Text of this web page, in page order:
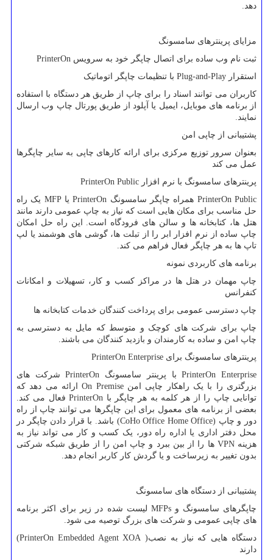
دهد.
مزایای پرینترهای سامسونگ
ثبت نام وب ساده برای اتصال چاپگر خود به سرویس PrinterOn
استقرار Plug-and-Play با تنظیمات چاپگر اتوماتیک
کاربران می توانند اسناد را برای چاپ از طریق هر دستگاه با استفاده
از برنامه های موبایل، ایمیل یا آپلود از طریق پورتال چاپ وب ارسال
نمایند.
پشتیبانی از چاپی امن
بعنوان سرور توزیع مرکزی برای ارائه کارهای چاپی به سایر چاپگرها
عمل می کند
پرینترهای سامسونگ با نرم افزار PrinterOn Public
PrinterOn Public همراه چاپگر سامسونگ PrinterOnیاMFP یک راه
حل مناسب برای مکان هایی است که نیاز به چاپ عمومی دارند مانند
هتل ها، کتابخانه ها و سالن های فرودگاه است. این راه حل امکان
چاپ ساده از نرم افزار ابر را از تبلت ها، گوشی های هوشمند یا لپ
تاپ ها به هر چاپگر فعال فراهم می کند.
برنامه های کاربردی نمونه
چاپ مهمان در هتل ها در مراکز کسب و کار، تسهیلات و امکانات
کنفرانس
چاپ دسترسی عمومی برای پرداخت کنندگان خدمات کتابخانه ها
چاپ برای شرکت های کوچک و متوسط ​​که مایل به دسترسی به
چاپ امن و ساده به کارمندان و بازدید کنندگان می باشند.
پرینترهای سامسونگ برای PrinterOn Enterprise
PrinterOn Enterpriseبا پرینتر سامسونگ PrinterOnشرکت های
بزرگتری را با یک راهکار چاپی امنOn Premiseارائه می دهد که
توانایی چاپ را از هر کلمه به هر چاپگر با PrinterOnفعال می کند.
بعضی از برنامه های معمول برای این چاپگرها می توانند چاپ از راه
دور و چاپ (CoHo Office Home Office) باشد. با قرار دادن چاپگر در
محل دفتر اداری یا اداره راه دور، یک کسب و کار می تواند نیاز به
هزینهVPN ها را از بین ببرد و چاپ امن را از طریق شبکه شرکتی
بدون تغییر به زیرساخت و یا گردش کار کاربر انجام دهد.
پشتیبانی از دستگاه های سامسونگ
چاپگرهای سامسونگ وMFPs لیست شده در زیر برای اکثر برنامه
های چاپی عمومی و شرکت های بزرگ توصیه می شود.
دستگاه هایی که نیاز به نصب( PrinterOn Embedded Agent XOA
)
دارند